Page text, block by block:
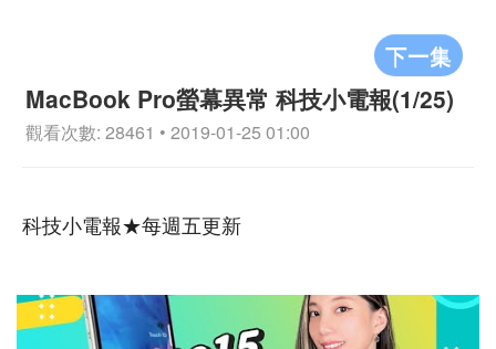
下一集
MacBook Pro螢幕異常 科技小電報(1/25)
觀看次數: 28461 • 2019-01-25 01:00
科技小電報★每週五更新